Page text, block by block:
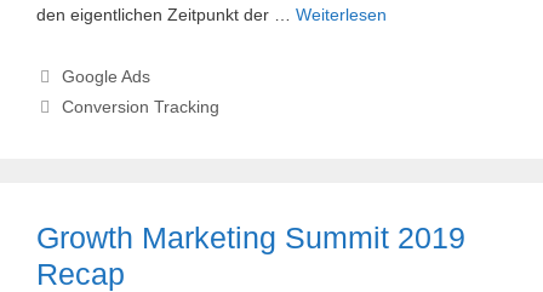
den eigentlichen Zeitpunkt der … Weiterlesen
Kategorien
Google Ads
Schlagwörter
Conversion Tracking
Growth Marketing Summit 2019
Recap